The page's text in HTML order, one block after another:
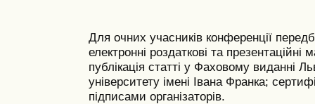
Для очних учасників конференції
електронні роздаткові та презентаційні
публікація статті у Фаховому виданні
університету імені Івана Франка;
підписами організаторів.